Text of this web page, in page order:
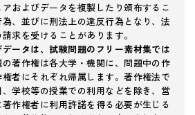
およびデータを複製したり頒布するこ
、並びに刑法上の違反行為となり、法
求を受けることがあります。
ータは、試験問題のフリー素材集では
著作権は各大学・機関に、問題中の作
者にそれぞれ帰属します。著作権法で
学校等の授業での利用などを除き、営
作権者に利用許諾を得る必要が生じる